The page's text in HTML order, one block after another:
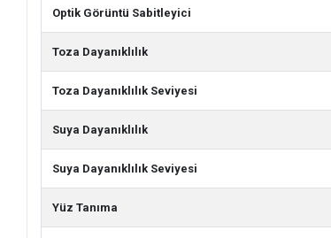
Optik Görüntü Sabitleyici
Toza Dayanıklılık
Toza Dayanıklılık Seviyesi
Suya Dayanıklılık
Suya Dayanıklılık Seviyesi
Yüz Tanıma